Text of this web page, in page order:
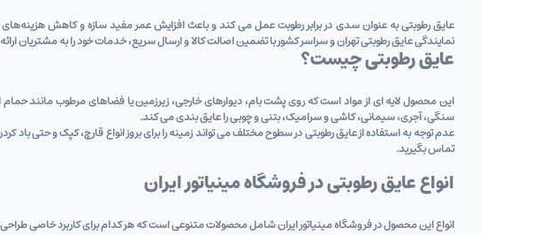
عایق رطوبتی به عنوان سدی در برابر رطوبت عمل می‌ کند و باعث افزایش عمر مفید سازه و کاهش هزینه‌های
نمایندگی عایق رطوبتی تهران و سراسر کشور با تضمین اصالت کالا و ارسال سریع، خدمات خود را به مشتریان ارائه می‌دهد.
عایق رطوبتی چیست؟
این محصول لایه‌ ای از مواد است که روی پشت ‌بام، دیوارهای خارجی، زیرزمین یا فضاهای مرطوب مانند
سنگی، آجری، سیمانی، کاشی و سرامیک، بتنی و چوبی را عایق ‌بندی می‌ کند.
عدم توجه به استفاده از عایق رطوبتی در سطوح مختلف می ‌تواند زمینه را برای بروز انواع قارچ، کپک و حتی باد
تماس بگیرید.
انواع عایق رطوبتی در فروشگاه مینیاتور ایران
انواع این محصول در فروشگاه مینیاتور ایران شامل محصولات متنوعی است که هر کدام برای کاربرد خاصی